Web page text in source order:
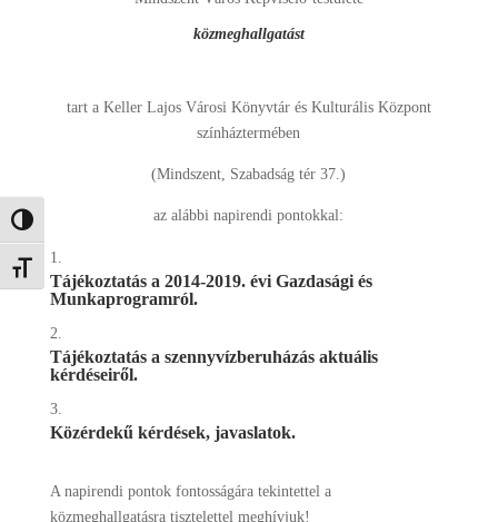
Nagy kontraszt váltása
Betűméret váltása
közmeghallgatást
tart a Keller Lajos Városi Könyvtár és Kulturális Központ
színháztermében
(Mindszent, Szabadság tér 37.)
az alábbi napirendi pontokkal:
Tájékoztatás a 2014-2019. évi Gazdasági és
Munkaprogramról.
Tájékoztatás a szennyvízberuházás aktuális
kérdéseiről.
Közérdekű kérdések, javaslatok.
A napirendi pontok fontosságára tekintettel a
közmeghallgatásra tisztelettel meghívjuk!